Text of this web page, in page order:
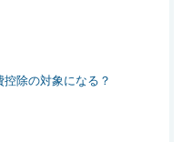
除の対象になる？